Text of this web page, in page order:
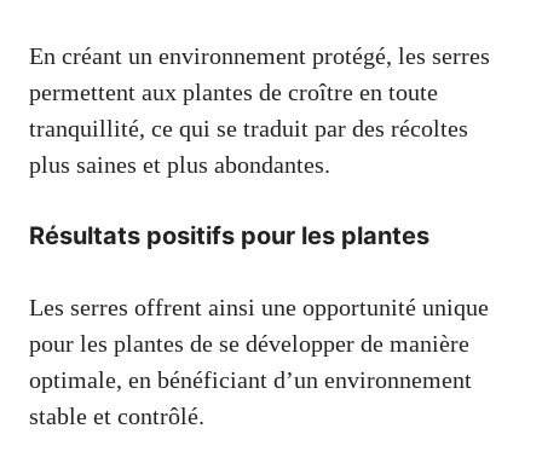
En créant un environnement protégé, les serres
permettent aux plantes de croître en toute
tranquillité, ce qui se traduit par des récoltes
plus saines et plus abondantes.
Résultats positifs pour les plantes
Les serres offrent ainsi une opportunité unique
pour les plantes de se développer de manière
optimale, en bénéficiant d’un environnement
stable et contrôlé.